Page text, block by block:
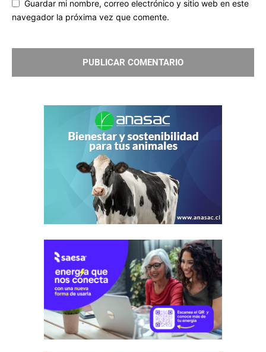
Guardar mi nombre, correo electrónico y sitio web en este
navegador la próxima vez que comente.